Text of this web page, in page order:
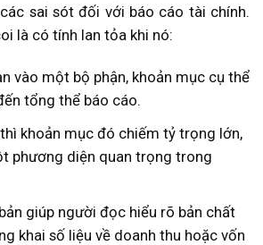
sai sót đối với báo cáo tài chính.
là có tính lan tỏa khi nó:
vào một bộ phận, khoản mục cụ thể
tổng thể báo cáo.
khoản mục đó chiếm tỷ trọng lớn,
phương diện quan trọng trong
giúp người đọc hiểu rõ bản chất
khai số liệu về doanh thu hoặc vốn